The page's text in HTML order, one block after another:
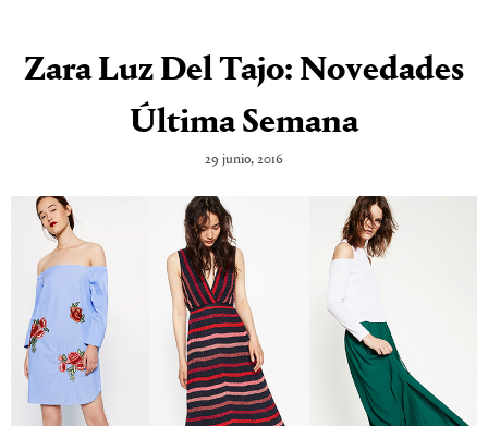
Zara Luz Del Tajo: Novedades
Última Semana
29 junio, 2016